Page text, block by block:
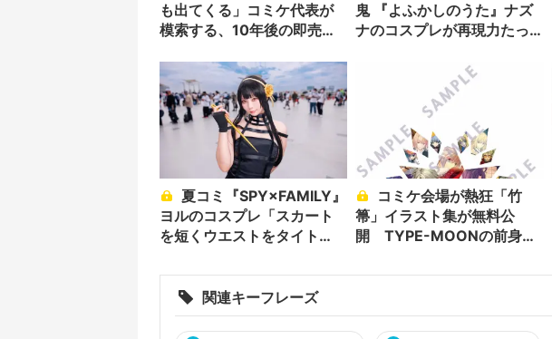
も出てくる」コミケ代表が
模索する、10年後の即売会
鬼 『よふかしのうた』ナズ
ナのコスプレが再現力たっ
ヨルのコスプレ「スカート
を短くウエストをタイト
箒」イラスト集が無料公
開 TYPE-MOONの前身サ
関連キーフレーズ